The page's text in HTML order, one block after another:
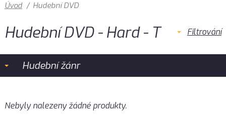
Úvod / Hudební DVD
Hudební DVD - Hard - T Filtrování
Hudební žánr
Nebyly nalezeny žádné produkty.